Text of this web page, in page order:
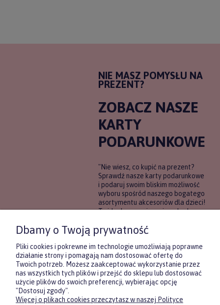
NIE MASZ POMYSŁU NA
PREZENT?
ZOBACZ NASZE
KARTY
PODARUNKOWE
"Nie wiesz, co kupić na prezent?
Sprawdź nasze karty podarunkowe
i podaruj swoim bliskim możliwość
wyboru spośród naszego bogatego
asortymentu akcesoriów dla dzieci!
To idealne rozwiązanie, gdy chcesz
pewności, co będzie najbardziej
trafione.
DOWIEDZ SIĘ WIĘCEJ
Dbamy o Twoją prywatność
Pliki cookies i pokrewne im technologie umożliwiają poprawne
działanie strony i pomagają nam dostosować ofertę do
Twoich potrzeb. Możesz zaakceptować wykorzystanie przez
nas wszystkich tych plików i przejść do sklepu lub dostosować
użycie plików do swoich preferencji, wybierając opcję
"Dostosuj zgody".
Więcej o plikach cookies przeczytasz w naszej Polityce